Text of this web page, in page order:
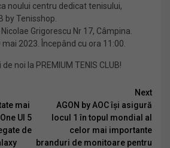
noului centru dedicat tenisului,
by Tenisshop.
Grigorescu Nr 17, Câmpina.
2023. Începând cu ora 11:00.
noi la PREMIUM TENIS CLUB!
mai
UI 5
de
Next
AGON by AOC își asigură
locul 1 în topul mondial al
celor mai importante
branduri de monitoare pentru